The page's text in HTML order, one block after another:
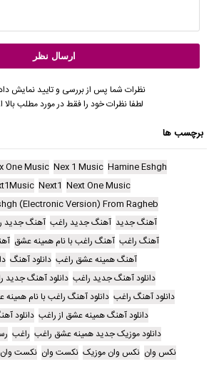
نظرات شما پس از بررسی و تایید نمایش
لطفا نظرات خود را فقط در مورد مطلب بالا
برچسب ها
Hamine Eshgh
Nex 1 Music
One Music
Next One Music
Next1
(Electronic Version) From Ragheb
آهنگ جدید آهنگ جدید راغب آهنگ جدید
آهنگ راغب آهنگ راغب با نام همینه عشق
آهنگ همینه عشق راغب دانلود آهنگ
دانلود آهنگ جدید راغب دانلود آهنگ جدید
دانلود آهنگ راغب دانلود آهنگ راغب با نام
دانلود آهنگ همینه عشق از راغب دانلود
دانلود موزیک جدید همینه عشق راغب راغب
نکس وان نکس وان موزیک نکست وان نکست